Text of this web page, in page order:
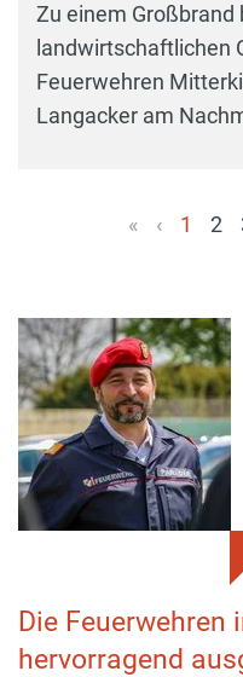
Zu einem Großbrand
landwirtschaftlichen
Feuerwehren
Langacker am
« ‹
1
2
Die Feuerwehren
hervorragend